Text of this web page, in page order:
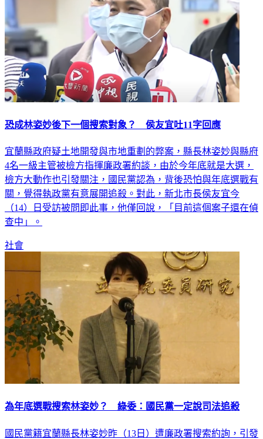
恐成林姿妙後下一個搜索對象？ 侯友宜吐11字回應
宜蘭縣政府疑土地開發與市地重劃的弊案，縣長林姿妙與縣府
4名一級主管被檢方指揮廉政署約談，由於今年底就是大選，
檢方大動作也引發關注，國民黨認為，背後恐怕與年底選戰有
關，覺得執政黨有意展開追殺。對此，新北市長侯友宜今
（14）日受訪被問即此事，他僅回說，「目前這個案子還在偵
查中」。
社會
為年底選戰搜索林姿妙？ 綠委：國民黨一定說司法追殺
國民黨籍宜蘭縣長林姿妙昨（13日）遭廉政署搜索約詢，引發